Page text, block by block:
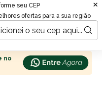
seu CEP
ofertas para a sua região
×
Pássaro Peixe
no